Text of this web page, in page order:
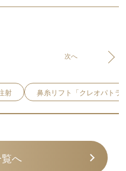
次へ
射 鼻糸リフト「クレオパトラ
へ